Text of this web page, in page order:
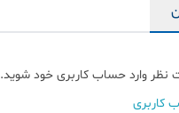
نظر وارد حساب کاربری خود شوید.
کاربری